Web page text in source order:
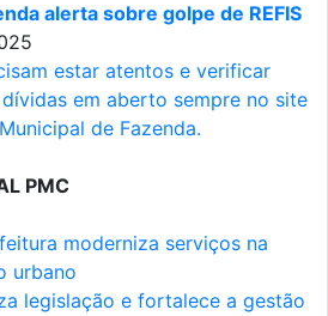
alerta sobre golpe de REFIS
estar atentos e verificar
em aberto sempre no site
de Fazenda.
PMC
moderniza serviços na
urbano
legislação e fortalece a gestão